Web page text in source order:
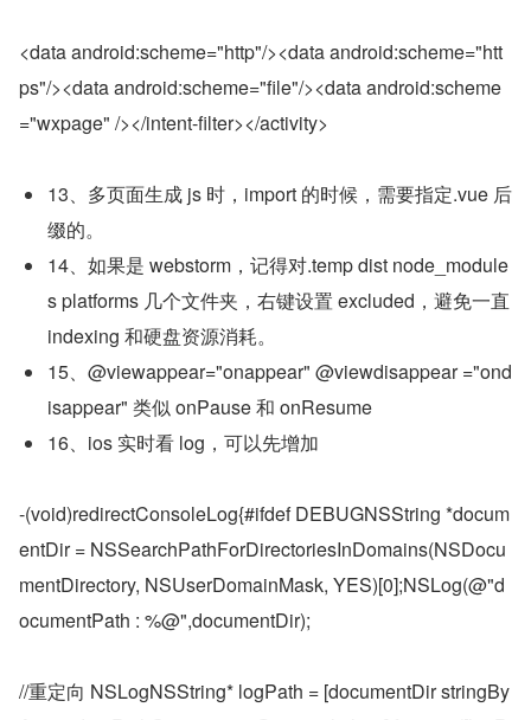
<data android:scheme="http"/><data android:scheme="htt
ps"/><data android:scheme="file"/><data android:scheme
="wxpage" /></intent-filter></activity>
13、多页面生成 js 时，import 的时候，需要指定.vue 后
缀的。
14、如果是 webstorm，记得对.temp dist node_module
s platforms 几个文件夹，右键设置 excluded，避免一直
indexing 和硬盘资源消耗。
15、@viewappear="onappear" @viewdisappear ="ond
isappear" 类似 onPause 和 onResume
16、ios 实时看 log，可以先增加
-(void)redirectConsoleLog{#ifdef DEBUGNSString *docum
entDir = NSSearchPathForDirectoriesInDomains(NSDocu
mentDirectory, NSUserDomainMask, YES)[0];NSLog(@"d
ocumentPath : %@",documentDir);
//重定向 NSLogNSString* logPath = [documentDir stringBy